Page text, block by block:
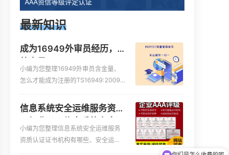
AAA资信等级评定认证
最新知识
成为16949外审员经历，
小编为您整理16949外审员含金量、
怎么才能成为注册的TS16949:2009
过不了解具体情况、iso9000外审
员、SA8000外审员培训相关iso体系
认证知识，详情可查看下方正文！
信息系统安全运维服务资质
维服务资质二级
小编为您整理信息系统安全运维服务
资质认证证书机构有哪些、安全运维
你们是怎么收费的呢